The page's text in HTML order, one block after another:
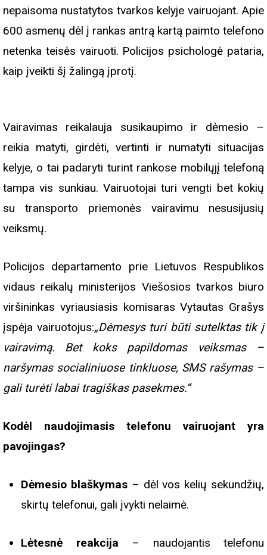
nepaisoma nustatytos tvarkos kelyje vairuojant. Apie
600 asmenų dėl į rankas antrą kartą paimto telefono
netenka teisės vairuoti. Policijos psichologė pataria,
kaip įveikti šį žalingą įprotį.
Vairavimas reikalauja susikaupimo ir dėmesio –
reikia matyti, girdėti, vertinti ir numatyti situacijas
kelyje, o tai padaryti turint rankose mobilųjį telefoną
tampa vis sunkiau. Vairuotojai turi vengti bet kokių
su transporto priemonės vairavimu nesusijusių
veiksmų.
Policijos departamento prie Lietuvos Respublikos
vidaus reikalų ministerijos Viešosios tvarkos biuro
viršininkas vyriausiasis komisaras Vytautas Grašys
įspėja vairuotojus:„Dėmesys turi būti sutelktas tik į
vairavimą. Bet koks papildomas veiksmas –
naršymas socialiniuose tinkluose, SMS rašymas –
gali turėti labai tragiškas pasekmes.“
Kodėl naudojimasis telefonu vairuojant yra
pavojingas?
Dėmesio blaškymas – dėl vos kelių sekundžių,
skirtų telefonui, gali įvykti nelaimė.
Lėtesnė reakcija
– naudojantis telefonu